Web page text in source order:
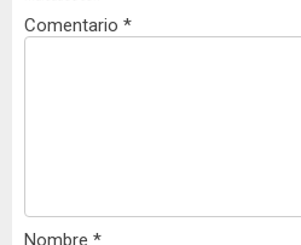
Comentario *
Nombre *